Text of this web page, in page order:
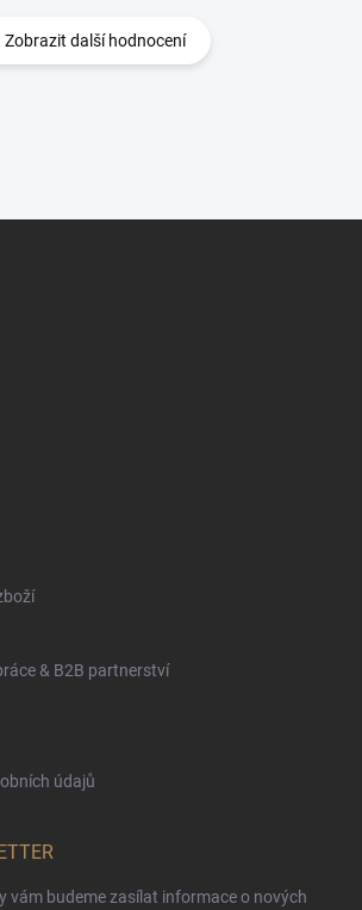
Zobrazit další hodnocení
& B2B partnerství
údajů
vám budeme zasílat informace o nových